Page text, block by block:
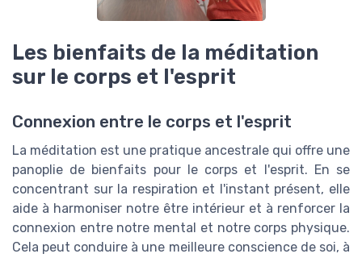
Les bienfaits de la méditation
sur le corps et l'esprit
Connexion entre le corps et l'esprit
La méditation est une pratique ancestrale qui offre une
panoplie de bienfaits pour le corps et l'esprit. En se
concentrant sur la respiration et l'instant présent, elle
aide à harmoniser notre être intérieur et à renforcer la
connexion entre notre mental et notre corps physique.
Cela peut conduire à une meilleure conscience de soi, à